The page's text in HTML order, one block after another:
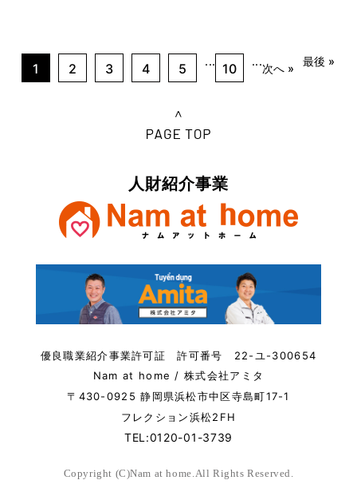
1 2 3 4 5 ... 10 ...
次へ »
最後 »
人財紹介事業
優良職業紹介事業許可証 許可番号 22-ユ-300654
Nam at home / 株式会社アミタ
〒430-0925 静岡県浜松市中区寺島町17-1
フレクション浜松2FH
TEL:0120-01-3739
Copyright (C)Nam at home.All Rights Reserved.